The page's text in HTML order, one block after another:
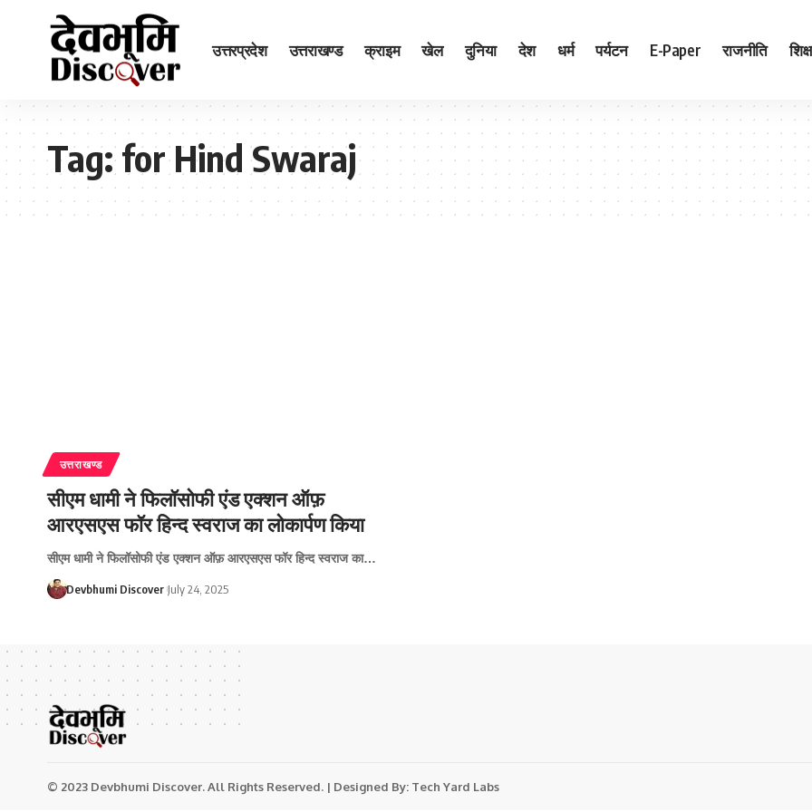
उत्तरप्रदेश उत्तराखण्ड क्राइम खेल दुनिया देश धर्म पर्यटन E-Paper राजनीति
Tag:for Hind Swaraj
उत्तराखण्ड
सीएम धामी ने फिलॉसोफी एंड एक्शन ऑफ़
आरएसएस फॉर हिन्द स्वराज का लोकार्पण किया
सीएम धामी ने फिलॉसोफी एंड एक्शन ऑफ़ आरएसएस फॉर हिन्द स्वराज का…
Devbhumi Discover July 24, 2025
© 2023 Devbhumi Discover. All Rights Reserved. | Designed By: Tech Yard Labs